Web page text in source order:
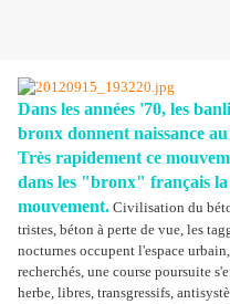
Dans les années '70, les
bronx donnent naissance
Très rapidement ce
dans les "bronx" français la
mouvement. Civilisation du
tristes, béton à perte de vue, les
nocturnes occupent l'espace
recherchés, une course poursuite
herbe, libres, transgressifs,